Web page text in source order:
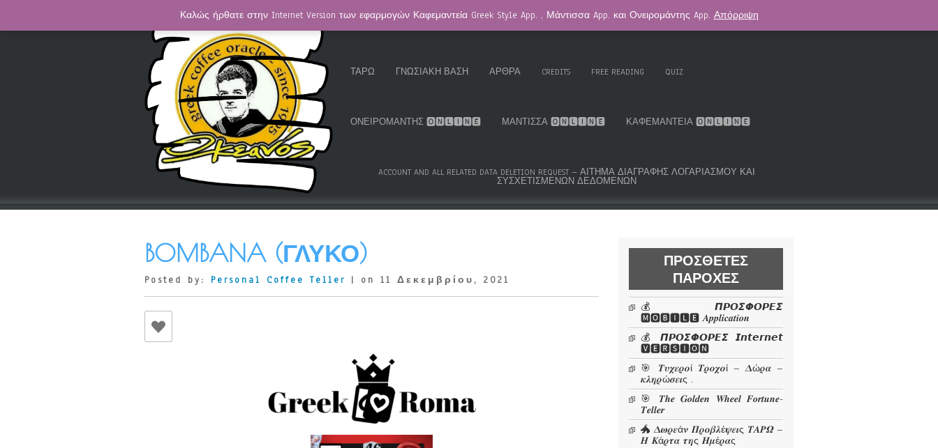
HOMEPAGE / ΚΑΦΕΜΑΝΤΕΊΑ GREEK ROMA GYPSY CARDS™ K.S. KOUK ORACLE DECK ΑΣΤΡΟΛΟΓΊΑ
ΤΑΡΏ ΓΝΩΣΙΑΚΉ ΒΆΣΗ ΆΡΘΡΑ CREDITS FREE READING QUIZ
ΟΝΕΙΡΟΜΆΝΤΗΣ 🅾🅽🅻🅸🅽🅴 ΜΆΝΤΙΣΣΑ 🅾🅽🅻🅸🅽🅴 ΚΑΦΕΜΑΝΤΕΊΑ 🅾🅽🅻🅸🅽🅴
ACCOUNT AND ALL RELATED DATA DELETION REQUEST – ΑΊΤΗΜΑ ΔΙΑΓΡΑΦΉΣ ΛΟΓΑΡΙΑΣΜΟΎ ΚΑΙ
ΣΥΣΧΕΤΙΣΜΈΝΩΝ ΔΕΔΟΜΈΝΩΝ
BOMBANA (ΓΛΥΚΌ)
Posted by: Personal Coffee Teller | on 11 Δεκεμβρίου, 2021
ΠΡΌΣΘΕΤΕΣ
ΠΑΡΟΧΈΣ
💰 𝞟𝞠𝞞𝞢𝞥𝞞𝞠𝞔𝞢
🅼🅾🅱🅸🅻🅴 𝜜𝒑𝒑𝒍𝒊𝒄𝒂𝒕𝒊𝒐𝒏
💰 𝞟𝞠𝞞𝞢𝞥𝞞𝞠𝞔𝞢 𝙄𝙣𝙩𝙚𝙧𝙣𝙚𝙩
🆅🅴🆁🆂🅸🅾🅽
🎯 𝜯𝝊𝝌𝜺𝝆𝝄ί 𝜯𝝆𝝄𝝌𝝄ί – 𝜟ώ𝝆𝜶 –
𝜿𝝀𝜼𝝆ώ𝝈𝜺𝜾ς .
🎯 𝑻𝒉𝒆 𝑮𝒐𝒍𝒅𝒆𝒏 𝑾𝒉𝒆𝒆𝒍 𝑭𝒐𝒓𝒕𝒖𝒏𝒆-
𝑻𝒆𝒍𝒍𝒆𝒓
🐲 𝜟𝝎𝝆𝜺ά𝝂 𝜫𝝆𝝄𝜷𝝀έ𝝍𝜺𝜾ς 𝜯𝜜𝜬𝜴 –
𝜢 𝜥ά𝝆𝝉𝜶 𝝉𝜼ς 𝜢𝝁έ𝝆𝜶ς
Καλώς ήρθατε στην Internet Version των εφαρμογών Καφεμαντεία Greek Style App. , Μάντισσα App. και Ονειρομάντης App. Απόρριψη